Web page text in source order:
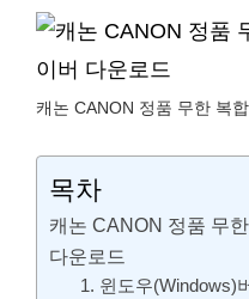
캐논 CANON 정품 무한 복
목차
캐논 CANON 정품 무
다운로드
1. 윈도우(Windows)